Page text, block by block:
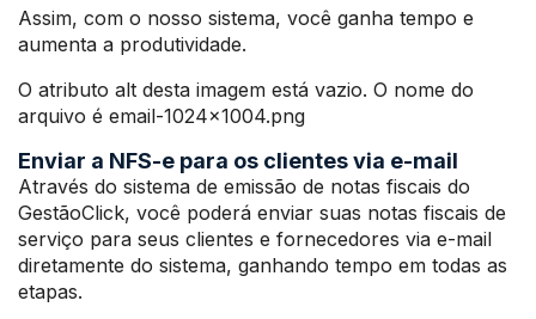
Assim, com o nosso sistema, você ganha tempo e
aumenta a produtividade.
O atributo alt desta imagem está vazio. O nome do
arquivo é email-1024×1004.png
Enviar a NFS-e para os clientes via e-mail
Através do sistema de emissão de notas fiscais do
GestãoClick, você poderá enviar suas notas fiscais de
serviço para seus clientes e fornecedores via e-mail
diretamente do sistema, ganhando tempo em todas as
etapas.